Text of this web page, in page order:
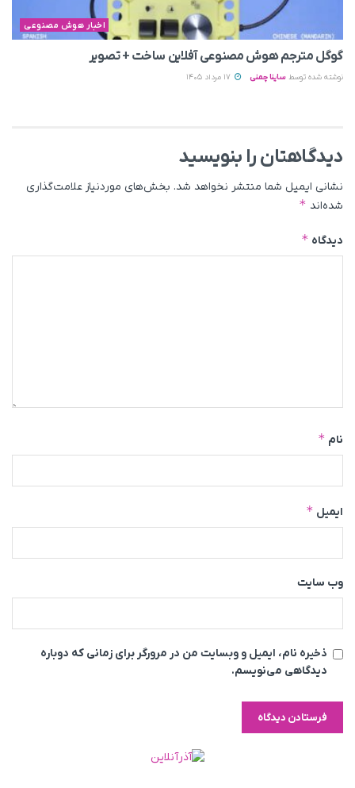
اخبار هوش مصنوعی
گوگل مترجم هوش مصنوعی آفلاین ساخت + تصویر
نوشته شده توسط ساینا چمنی
دیدگاهتان را بنویسید
نشانی ایمیل شما منتشر نخواهد شد. بخش‌های موردنیاز علامت‌گذاری
شده‌اند *
دیدگاه *
نام *
ایمیل *
وب‌ سایت
ذخیره نام، ایمیل و وبسایت من در مرورگر برای زمانی که دوباره
دیدگاهی می‌نویسم.